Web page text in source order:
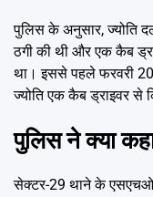
पुलिस के अनुसार, ज्योति
ठगी की थी और एक कैब
था। इससे पहले फरवरी
ज्योति एक कैब ड्राइवर से
पुलिस ने क्या
सेक्टर-29 थाने के एसएचओ